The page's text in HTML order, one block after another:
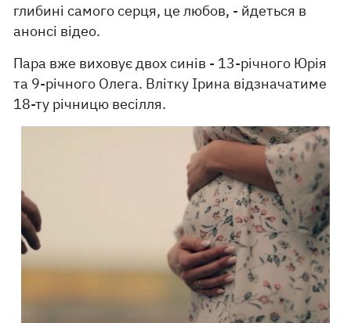
глибині самого серця, це любов, - йдеться в
анонсі відео.
Пара вже виховує двох синів - 13-річного Юрія
та 9-річного Олега. Влітку Ірина відзначатиме
18-ту річницю весілля.